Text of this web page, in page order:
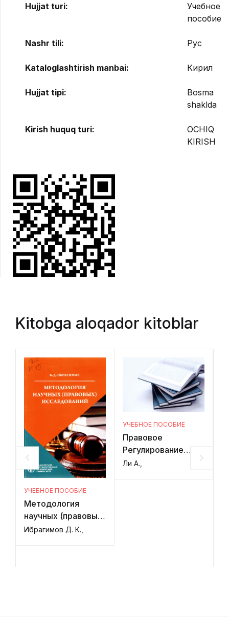
Hujjat turi:
Учебное
пособие
Nashr tili: Рус
Kataloglashtirish manbai: Кирил
Hujjat tipi:
Bosma
shaklda
Kirish huquq turi:
OCHIQ
KIRISH
Kitobga aloqador kitoblar
УЧЕБНОЕ ПОСОБИЕ
Методология
научных (правовых)
исследований
Ибрагимов Д. К.,
УЧЕБНОЕ ПОСОБИЕ
Правовое
Регулирование
государственной
Ли А.,